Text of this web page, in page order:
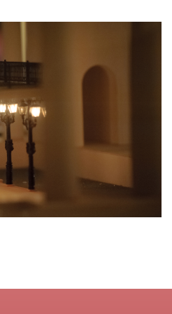
pour la diffusion aux
appartiennent à
l’Art, asbl ».
recevront une invitation
le candidat sur le formulaire
être changé après la date